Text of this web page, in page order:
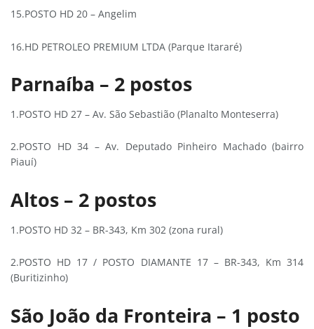
15.POSTO HD 20 – Angelim
16.HD PETROLEO PREMIUM LTDA (Parque Itararé)
Parnaíba – 2 postos
1.POSTO HD 27 – Av. São Sebastião (Planalto Monteserra)
2.POSTO HD 34 – Av. Deputado Pinheiro Machado (bairro
Piauí)
Altos – 2 postos
1.POSTO HD 32 – BR-343, Km 302 (zona rural)
2.POSTO HD 17 / POSTO DIAMANTE 17 – BR-343, Km 314
(Buritizinho)
São João da Fronteira – 1 posto